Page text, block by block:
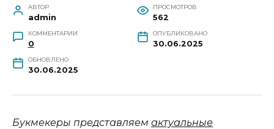
АВТОР
admin
ПРОСМОТРОВ
562
КОММЕНТАРИИ
0
ОПУБЛИКОВАНО
30.06.2025
ОБНОВЛЕНО
30.06.2025
Букмекеры представляем актуальные